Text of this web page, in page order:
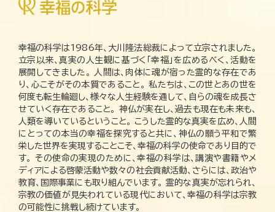
幸福の科学は1986年、大川隆法総裁によって立宗されました。
立宗以来、真実の人生観に基づく「幸福」を広めるべく、活動を
展開してきました。 人間は、肉体に魂が宿った霊的な存在であ
り、心こそがその本質であること。 私たちは、この世とあの世を
何度も転生輪廻し、様々な人生経験を通して、自らの魂を成長さ
せていく存在であること。 神仏が実在し、過去も現在も未来も、
人類を導いているということ。 こうした霊的な真実を広め、人間
にとっての本当の幸福を探究すると共に、神仏の願う平和で繁
栄した世界を実現することこそ、幸福の科学の使命であり目的で
す。 その使命の実現のために、幸福の科学は、講演や書籍やメ
ディアによる啓蒙活動や数々の社会貢献活動、さらには、政治や
教育、国際事業にも取り組んでいます。 霊的な真実が忘れられ、
宗教の価値が見失われている現代において、幸福の科学は宗教
の可能性に挑戦し続けています。